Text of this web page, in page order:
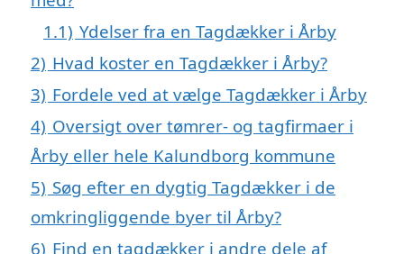
1.1) Ydelser fra en Tagdækker i Årby
2) Hvad koster en Tagdækker i Årby?
3) Fordele ved at vælge Tagdækker i Årby
4) Oversigt over tømrer- og tagfirmaer i
Årby eller hele Kalundborg kommune
5) Søg efter en dygtig Tagdækker i de
omkringliggende byer til Årby?
6) Find en tagdækker i andre dele af